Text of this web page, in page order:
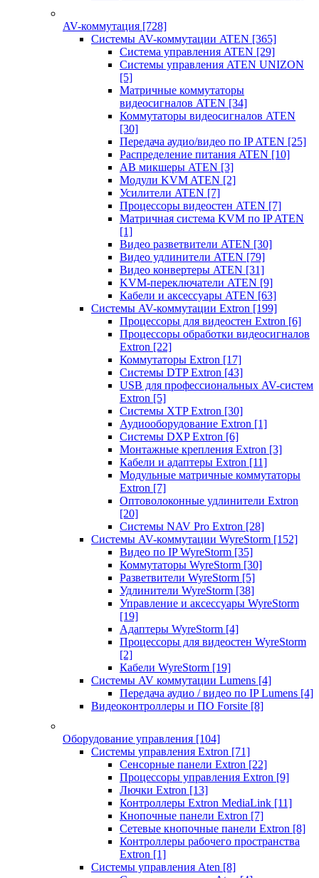
AV-коммутация [728]
Системы AV-коммутации ATEN [365]
Система управления ATEN [29]
Системы управления ATEN UNIZON
[5]
Матричные коммутаторы
видеосигналов ATEN [34]
Коммутаторы видеосигналов ATEN
[30]
Передача аудио/видео по IP ATEN [25]
Распределение питания ATEN [10]
АВ микшеры ATEN [3]
Модули KVM ATEN [2]
Усилители ATEN [7]
Процессоры видеостен ATEN [7]
Матричная система KVM по IP ATEN
[1]
Видео разветвители ATEN [30]
Видео удлинители ATEN [79]
Видео конвертеры ATEN [31]
KVM-переключатели ATEN [9]
Кабели и аксессуары ATEN [63]
Системы AV-коммутации Extron [199]
Процессоры для видеостен Extron [6]
Процессоры обработки видеосигналов
Extron [22]
Коммутаторы Extron [17]
Системы DTP Extron [43]
USB для профессиональных AV-систем
Extron [5]
Системы XTP Extron [30]
Аудиооборудование Extron [1]
Системы DXP Extron [6]
Монтажные крепления Extron [3]
Кабели и адаптеры Extron [11]
Модульные матричные коммутаторы
Extron [7]
Оптоволоконные удлинители Extron
[20]
Системы NAV Pro Extron [28]
Системы AV-коммутации WyreStorm [152]
Видео по IP WyreStorm [35]
Коммутаторы WyreStorm [30]
Разветвители WyreStorm [5]
Удлинители WyreStorm [38]
Управление и аксессуары WyreStorm
[19]
Адаптеры WyreStorm [4]
Процессоры для видеостен WyreStorm
[2]
Кабели WyreStorm [19]
Системы AV коммутации Lumens [4]
Передача аудио / видео по IP Lumens [4]
Видеоконтроллеры и ПО Forsite [8]
Оборудование управления [104]
Системы управления Extron [71]
Сенсорные панели Extron [22]
Процессоры управления Extron [9]
Лючки Extron [13]
Контроллеры Extron MediaLink [11]
Кнопочные панели Extron [7]
Сетевые кнопочные панели Extron [8]
Контроллеры рабочего пространства
Extron [1]
Системы управления Aten [8]